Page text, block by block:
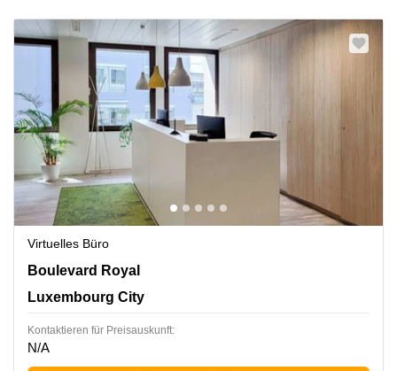
Virtuelles Büro
26, Boulevard Royal,Level 5, Luxembourg City
Boulevard Royal
Luxembourg City
Kontaktieren für Preisauskunft:
N/A